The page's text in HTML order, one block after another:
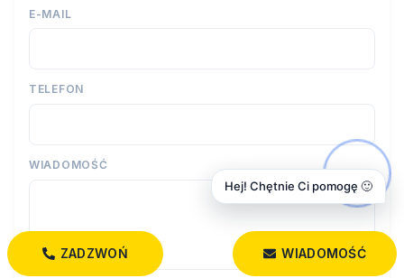
E-MAIL
TELEFON
WIADOMOŚĆ
ZADZWOŃ WIADOMOŚĆ
Hej! Chętnie Ci pomogę 🙂